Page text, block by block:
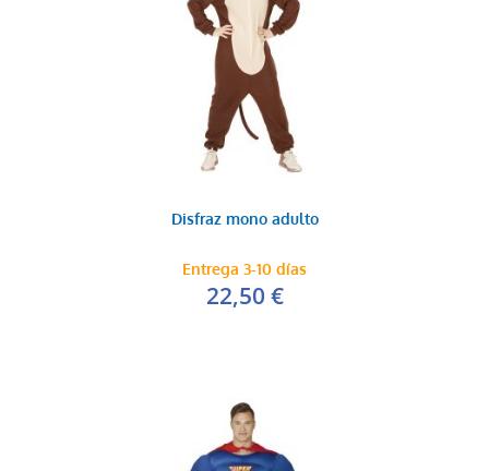
Disfraz mono adulto
Entrega 3-10 días
22,50 €